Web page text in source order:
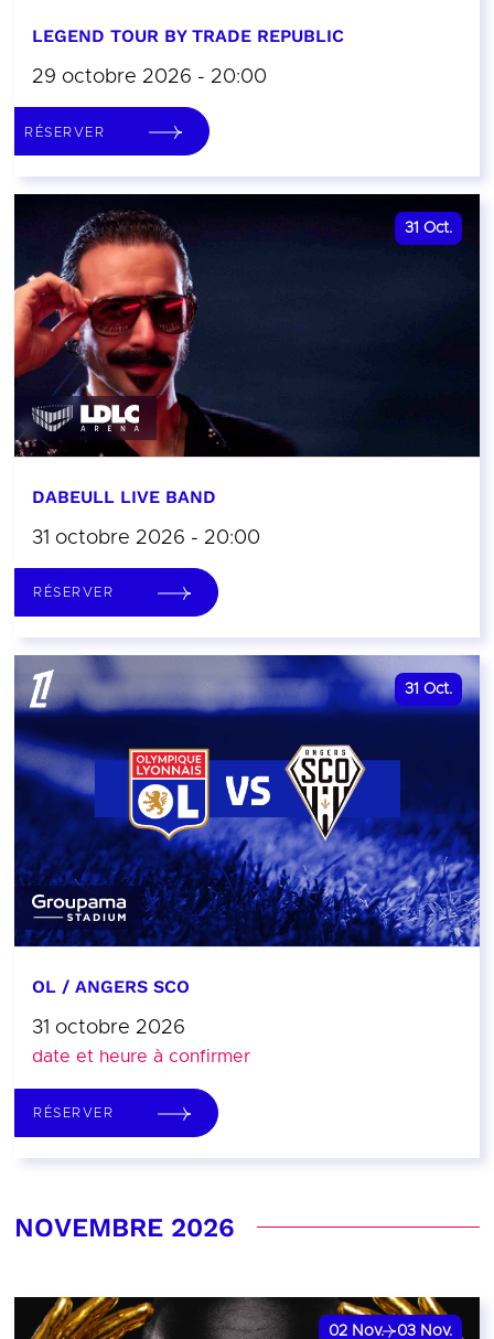
LEGEND TOUR BY TRADE REPUBLIC
29 octobre 2026 - 20:00
RÉSERVER
31 Oct.
DABEULL LIVE BAND
31 octobre 2026 - 20:00
RÉSERVER
31 Oct.
OL / ANGERS SCO
31 octobre 2026
date et heure à confirmer
RÉSERVER
NOVEMBRE 2026
02 Nov. 03 Nov.